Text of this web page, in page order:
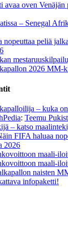
avaa oven Venäjän
– Senegal
nopeuttaa peliä
2026 MM-
– kuka
: Teemu
– katso
FIFA haluaa
2026
maali-
maali-
naisten
infopaketti!